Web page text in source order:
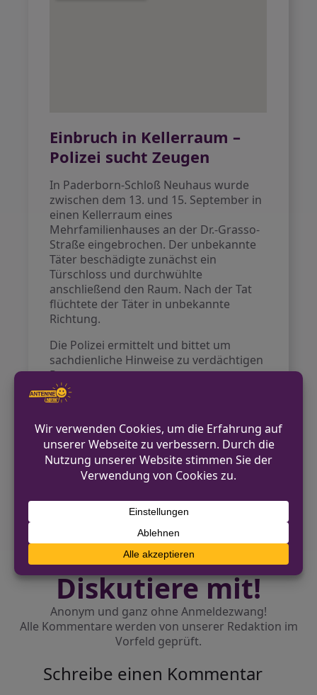
Einbruch in Kellerraum –
Polizei sucht Zeugen
In Paderborn-Schloß Neuhaus wurde
zwischen dem 13. und 15. September in
einen Kellerraum eines
Mehrfamilienhauses an der Dr.-Grasso-
Straße eingebrochen. Der unbekannte
Täter beschädigte zunächst ein
Türschloss und durchwühlte
anschließend den Raum. Nach der Tat
flüchtete der Täter in unbekannte
Richtung.
Die Polizei ermittelt und bittet um
sachdienliche Hinweise zu verdächtigen
Personen.
VORHERIGER BEITRAG
Einbruch in Mettmann: Mehrere Tonnen
Kupfer entwendet
NÄCHSTER BEITRAG
Zwei Pedelecs in Malzhagen gestohlen
Diskutiere mit!
Anonym und ganz ohne Anmeldezwang!
Alle Kommentare werden von unserer Redaktion im
Vorfeld geprüft.
Schreibe einen Kommentar